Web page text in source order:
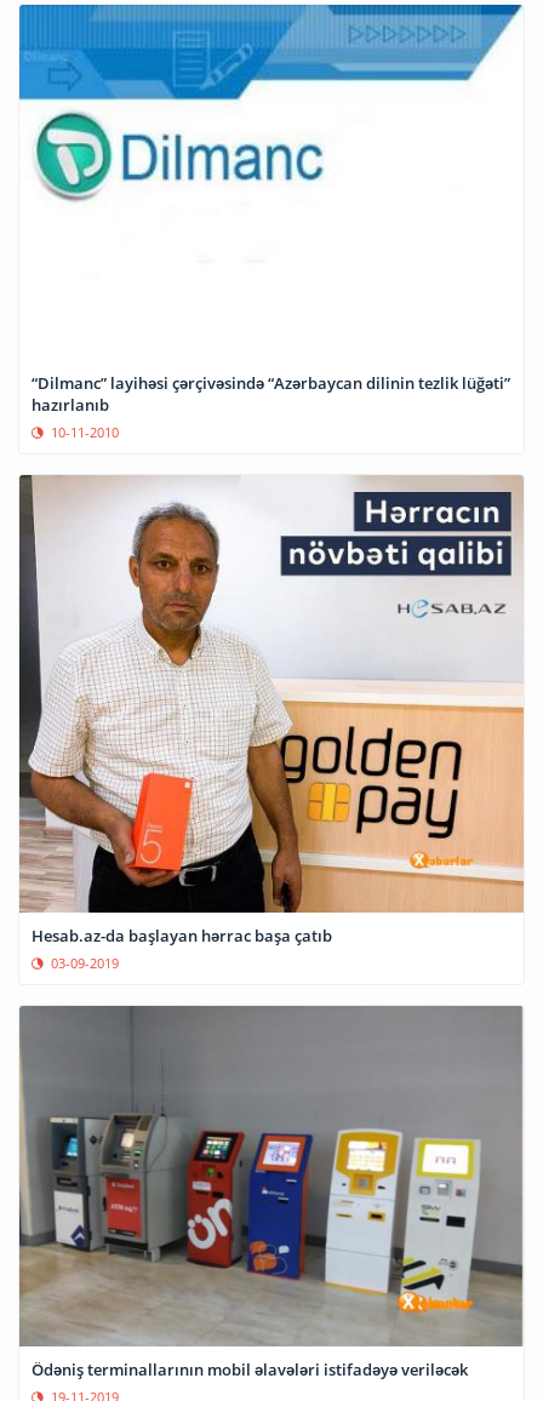
“Dilmanc” layihəsi çərçivəsində “Azərbaycan dilinin tezlik lüğəti”
hazırlanıb
10-11-2010
Hesab.az-da başlayan hərrac başa çatıb
03-09-2019
Ödəniş terminallarının mobil əlavələri istifadəyə veriləcək
19-11-2019